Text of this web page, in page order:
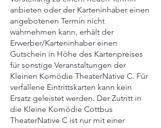
anbieten oder der Karteninhaber einen
angebotenen Termin nicht
wahrnehmen kann, erhält der
Erwerber/Karteninhaber einen
Gutschein in Höhe des Kartenpreises
für sonstige Veranstaltungen der
Kleinen Komödie TheaterNative C. Für
verfallene Eintrittskarten kann kein
Ersatz geleistet werden. Der Zutritt in
die Kleine Komödie Cottbus
TheaterNative C ist nur mit einer